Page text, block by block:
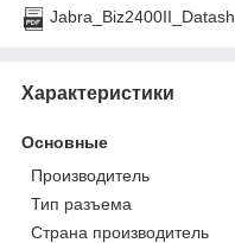
Характеристики
Основные
Производитель
Тип разъема
Страна производитель